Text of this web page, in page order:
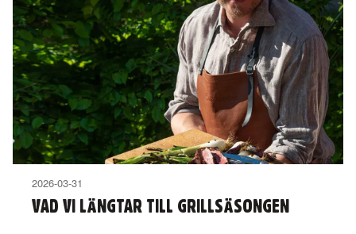
2026-03-31
VAD VI LÄNGTAR TILL GRILLSÄSONGEN